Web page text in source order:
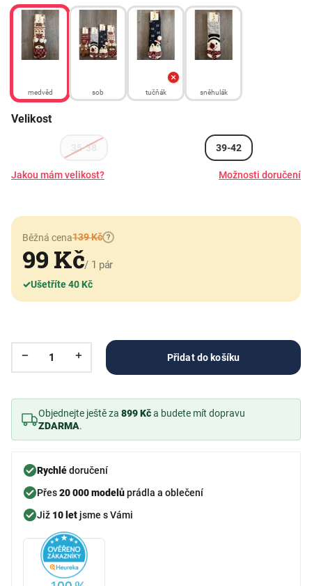
medvěd sob tučňák sněhulák
Velikost
35-38 39-42
Jakou mám velikost? Možnosti doručení
Běžná cena139 Kč ?
99 Kč/ 1 pár
✓Ušetříte 40 Kč
Přidat do košíku
Objednejte ještě za 899 Kča budete mít dopravu
ZDARMA.
Rychlédoručení
Přes20 000 modelůprádla a oblečení
Již 10 let jsme s Vámi